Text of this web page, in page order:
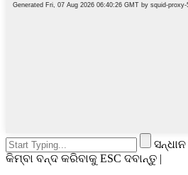
କିମ୍ବା ବନ୍ଦ କରିବାକୁ ESC ଦବାନ୍ତୁ |